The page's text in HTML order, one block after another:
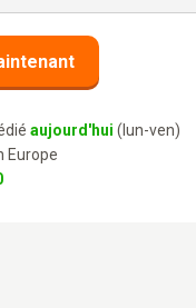
aujourd'hui (lun-ven)
Europe